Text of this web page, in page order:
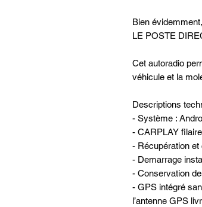
Bien
LE POSTE
Cet autoradio
véhicule et la
Descriptions
- Système :
- CARPLAY
- Récupération
- Demarrage
- Conservation
- GPS intégré
l’antenne GPS